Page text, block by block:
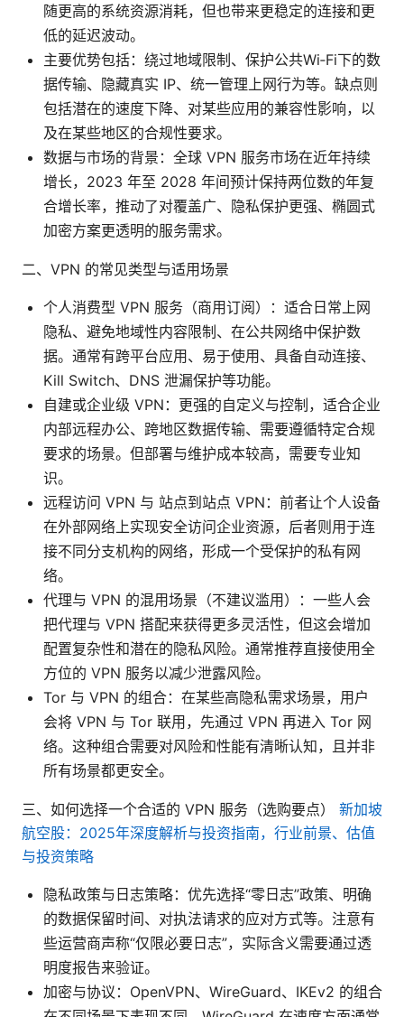
随更高的系统资源消耗，但也带来更稳定的连接和更
低的延迟波动。
主要优势包括：绕过地域限制、保护公共Wi‑Fi下的数
据传输、隐藏真实 IP、统一管理上网行为等。缺点则
包括潜在的速度下降、对某些应用的兼容性影响，以
及在某些地区的合规性要求。
数据与市场的背景：全球 VPN 服务市场在近年持续
增长，2023 年至 2028 年间预计保持两位数的年复
合增长率，推动了对覆盖广、隐私保护更强、椭圆式
加密方案更透明的服务需求。
二、VPN 的常见类型与适用场景
个人消费型 VPN 服务（商用订阅）：适合日常上网
隐私、避免地域性内容限制、在公共网络中保护数
据。通常有跨平台应用、易于使用、具备自动连接、
Kill Switch、DNS 泄漏保护等功能。
自建或企业级 VPN：更强的自定义与控制，适合企业
内部远程办公、跨地区数据传输、需要遵循特定合规
要求的场景。但部署与维护成本较高，需要专业知
识。
远程访问 VPN 与 站点到站点 VPN：前者让个人设备
在外部网络上实现安全访问企业资源，后者则用于连
接不同分支机构的网络，形成一个受保护的私有网
络。
代理与 VPN 的混用场景（不建议滥用）：一些人会
把代理与 VPN 搭配来获得更多灵活性，但这会增加
配置复杂性和潜在的隐私风险。通常推荐直接使用全
方位的 VPN 服务以减少泄露风险。
Tor 与 VPN 的组合：在某些高隐私需求场景，用户
会将 VPN 与 Tor 联用，先通过 VPN 再进入 Tor 网
络。这种组合需要对风险和性能有清晰认知，且并非
所有场景都更安全。
三、如何选择一个合适的 VPN 服务（选购要点） 新加坡
航空股：2025年深度解析与投资指南，行业前景、估值
与投资策略
隐私政策与日志策略：优先选择“零日志”政策、明确
的数据保留时间、对执法请求的应对方式等。注意有
些运营商声称“仅限必要日志”，实际含义需要通过透
明度报告来验证。
加密与协议：OpenVPN、WireGuard、IKEv2 的组合